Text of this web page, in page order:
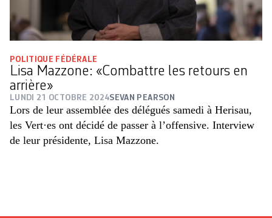
POLITIQUE FÉDÉRALE
Lisa Mazzone: «Combattre les retours en
arrière»
LUNDI 21 OCTOBRE 2024SEVAN PEARSON
Lors de leur assemblée des délégués samedi à Herisau,
les Vert·es ont décidé de passer à l’offensive. Interview
de leur présidente, Lisa Mazzone.